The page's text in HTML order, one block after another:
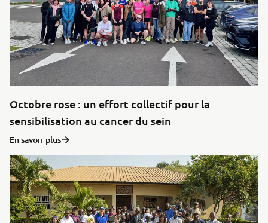
Octobre rose : un effort collectif pour la
sensibilisation au cancer du sein
En savoir plus